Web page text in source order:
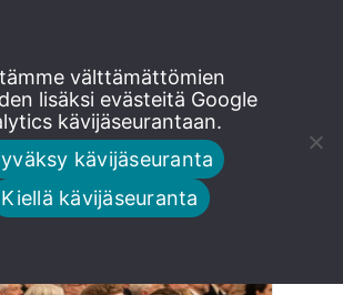
välttämättömien
lisäksi evästeitä Google
kävijäseurantaan.
kävijäseuranta
Kiellä kävijäseuranta